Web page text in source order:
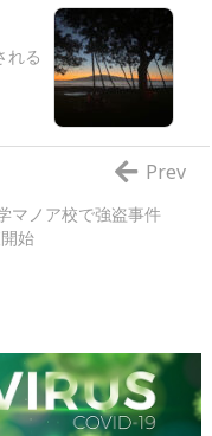
れる
マノア校で強盗事件
始
Prev